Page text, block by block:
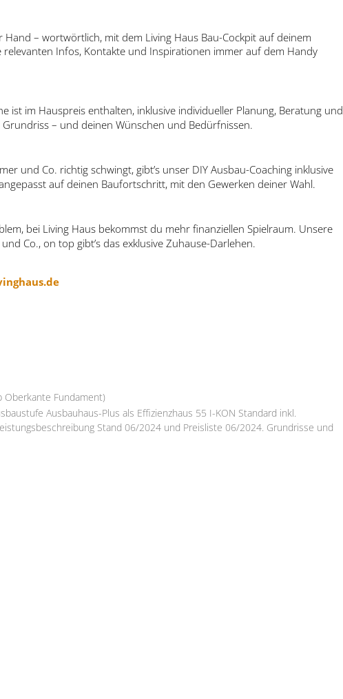
– wortwörtlich, mit dem Living Haus Bau-Cockpit auf deinem
Infos, Kontakte und Inspirationen immer auf dem Handy
ist im Hauspreis enthalten, inklusive individueller Planung, Beratung und
– und deinen Wünschen und Bedürfnissen.
und Co. richtig schwingt, gibt’s unser DIY Ausbau-Coaching inklusive
auf deinen Baufortschritt, mit den Gewerken deiner Wahl.
bei Living Haus bekommst du mehr finanziellen Spielraum. Unsere
Co., on top gibt’s das exklusive Zuhause-Darlehen.
Oberkante Fundament)
Ausbauhaus-Plus als Effizienzhaus 55 I-KON Standard inkl.
Stand 06/2024 und Preisliste 06/2024. Grundrisse und